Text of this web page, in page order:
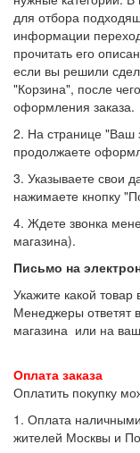
для отбора
информации
прочитать его
если вы решили
"Корзина", после
оформления заказа.
2. На странице "Ваш
продолжаете
3. Указываете свои
нажимаете кнопку
4. Ждете звонка
магазина).
Письмо на
Укажите какой товар
Менеджеры ответят
магазина или на
Оплата заказа
Оплатить покупку
1. Оплата
жителей Москвы и